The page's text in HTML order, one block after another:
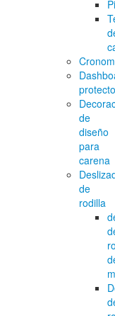
de
diseño
para
carena
de
rodilla